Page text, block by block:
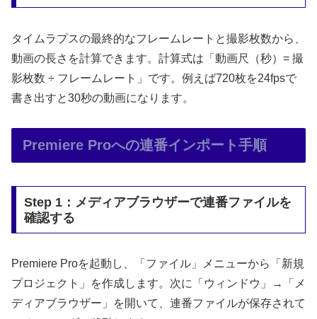
タイムラプスの最終的なフレームレートと撮影枚数から、
動画の長さを計算できます。計算式は「動画尺（秒）= 撮
影枚数 ÷ フレームレート」です。例えば720枚を24fpsで
書き出すと30秒の動画になります。
Premiere Proへの連番インポート手順
Step 1：メディアブラウザーで連番ファイルを
確認する
Premiere Proを起動し、「ファイル」メニューから「新規
プロジェクト」を作成します。次に「ウィンドウ」→「メ
ディアブラウザー」を開いて、連番ファイルが保存されて